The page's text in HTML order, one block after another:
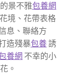
景不雅包養網
境、花帶表格
息、聯絡方
造殘暴包養誘
養網 不幸的小
。